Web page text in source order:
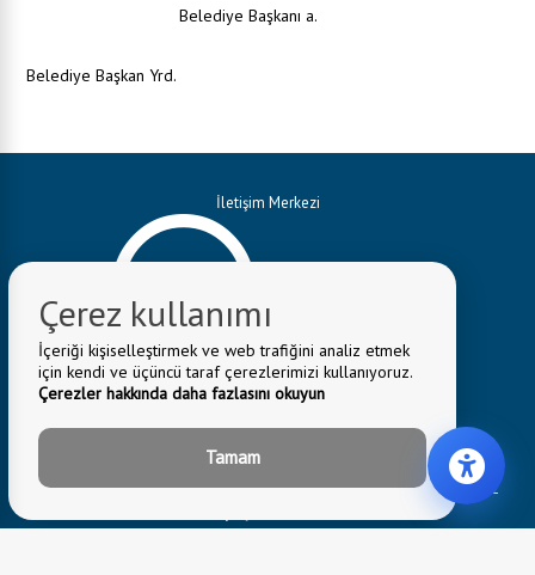
Belediye Başkanı a.
Belediye Başkan Yrd.
İletişim Merkezi
Whatsapp Hattımız
0 552 582 05 82
E-Mail:bilgi@seydisehir.bel.tr
Belediye Adresi:Hacı Seyit Ali Mahallesi Mevlâna Caddesi No:3 42002
Çerez kullanımı
İçeriği kişiselleştirmek ve web trafiğini analiz etmek
için kendi ve üçüncü taraf çerezlerimizi kullanıyoruz.
Çerezler hakkında daha fazlasını okuyun
Tamam